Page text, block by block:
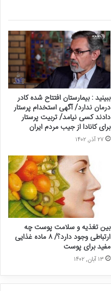
ببینید : بیمارستان افتتاح شده کادر
درمان ندارد/ آگهی استخدام پرستار
دادند کسی نیامد/ تربیت پرستار
برای کانادا از جیب مردم ایران
۲۷ آذر, ۱۴۰۲
بین تغذیه و سلامت پوست چه
ارتباطی وجود دارد؟/ ۸ ماده غذایی
مفید برای پوست
۱۳ آبان, ۱۴۰۲